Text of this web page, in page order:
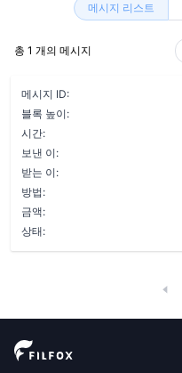
메시지 리스트
총 1 개의 메시지
메시지 ID:
블록 높이:
시간:
보낸 이:
받는 이:
방법:
금액:
상태: